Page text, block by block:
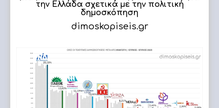
την Ελλάδα σχετικά με την πολιτική
δημοσκόπηση
dimoskopiseis.gr